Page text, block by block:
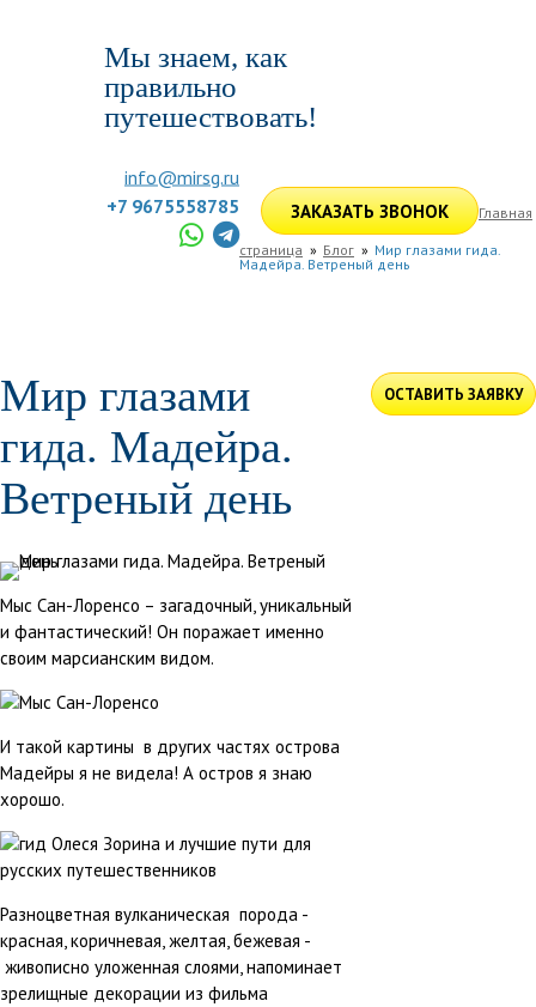
Мы знаем, как
правильно
путешествовать!
info@mirsg.ru
+7 9675558785
ЗАКАЗАТЬ ЗВОНОК
ОСТАВИТЬ ЗАЯВКУ
Главная
страница Блог
Мир глазами гида.
Мадейра. Ветреный день
Мир глазами
гида. Мадейра.
Ветреный день
Мыс Сан-Лоренсо – загадочный, уникальный
и фантастический! Он поражает именно
своим марсианским видом.
И такой картины в других частях острова
Мадейры я не видела! А остров я знаю
хорошо.
Разноцветная вулканическая порода -
красная, коричневая, желтая, бежевая -
живописно уложенная слоями, напоминает
зрелищные декорации из фильма